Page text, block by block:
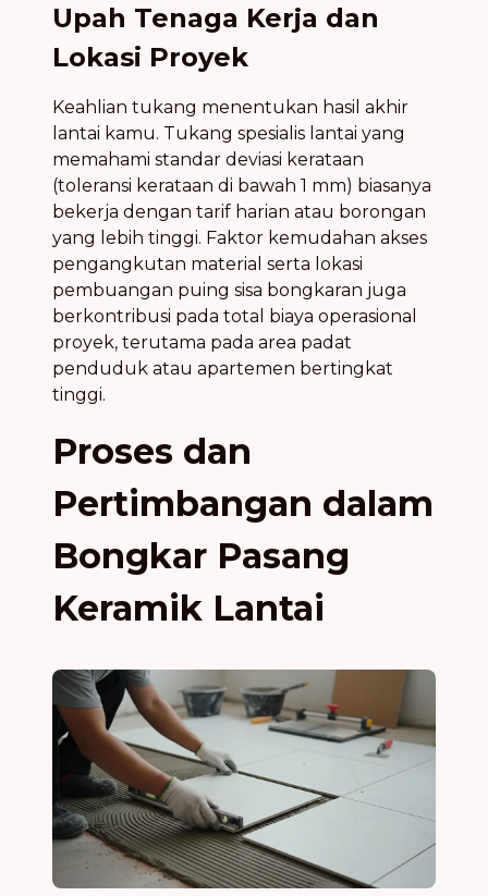
Upah Tenaga Kerja dan
Lokasi Proyek
Keahlian tukang menentukan hasil akhir
lantai kamu. Tukang spesialis lantai yang
memahami standar deviasi kerataan
(toleransi kerataan di bawah 1 mm) biasanya
bekerja dengan tarif harian atau borongan
yang lebih tinggi. Faktor kemudahan akses
pengangkutan material serta lokasi
pembuangan puing sisa bongkaran juga
berkontribusi pada total biaya operasional
proyek, terutama pada area padat
penduduk atau apartemen bertingkat
tinggi.
Proses dan
Pertimbangan dalam
Bongkar Pasang
Keramik Lantai